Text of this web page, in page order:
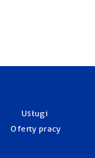
Usługi
Oferty pracy